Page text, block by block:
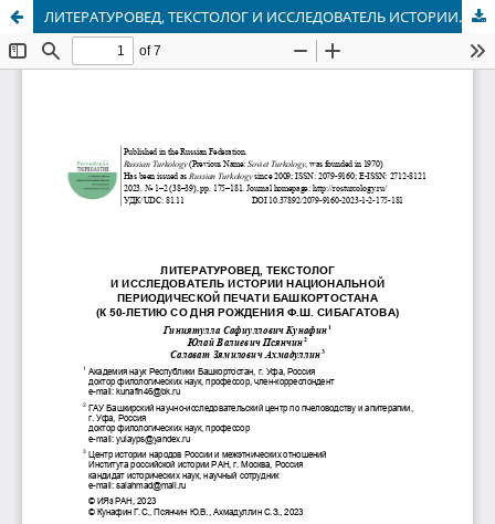
ЛИТЕРАТУРОВЕД, ТЕКСТОЛОГ И ИССЛЕДОВАТЕЛЬ ИСТОРИИ… НАЦИОНАЛЬНОЙ ПЕРИОДИЧЕСКОЙ ПЕЧАТИ БАШКОРТОСТАНА (К 50-ЛЕТИЮ СО ДНЯ РОЖДЕНИЯ Ф.Ш. СИБАГАТОВА)